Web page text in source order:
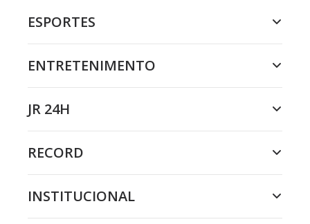
ESPORTES
ENTRETENIMENTO
JR 24H
RECORD
INSTITUCIONAL